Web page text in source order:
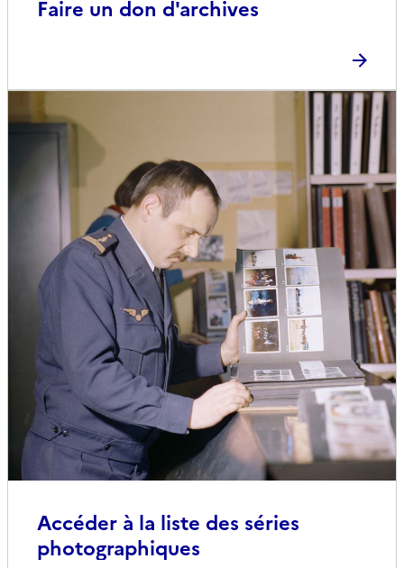
Faire un don d'archives
Accéder à la liste des séries
photographiques